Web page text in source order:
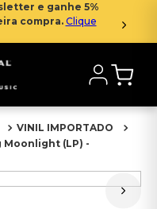
e ganhe 5%
compra. Clique
VINIL IMPORTADO
(LP) -